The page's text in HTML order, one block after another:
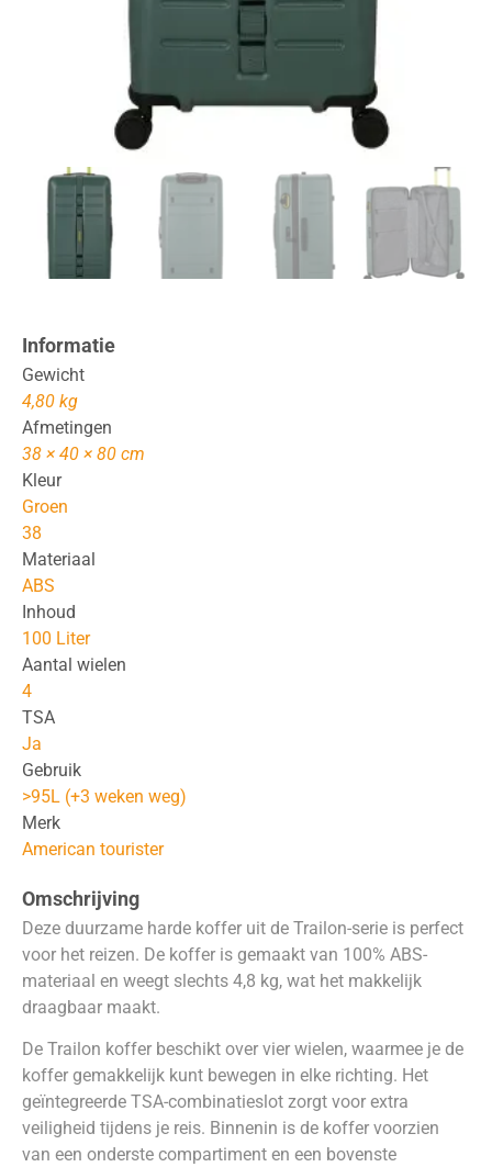
Informatie
Gewicht
4,80 kg
Afmetingen
38 × 40 × 80 cm
Kleur
Groen
38
Materiaal
ABS
Inhoud
100 Liter
Aantal wielen
4
TSA
Ja
Gebruik
>95L (+3 weken weg)
Merk
American tourister
Omschrijving
Deze duurzame harde koffer uit de Trailon-serie is perfect
voor het reizen. De koffer is gemaakt van 100% ABS-
materiaal en weegt slechts 4,8 kg, wat het makkelijk
draagbaar maakt.
De Trailon koffer beschikt over vier wielen, waarmee je de
koffer gemakkelijk kunt bewegen in elke richting. Het
geïntegreerde TSA-combinatieslot zorgt voor extra
veiligheid tijdens je reis. Binnenin is de koffer voorzien
van een onderste compartiment en een bovenste